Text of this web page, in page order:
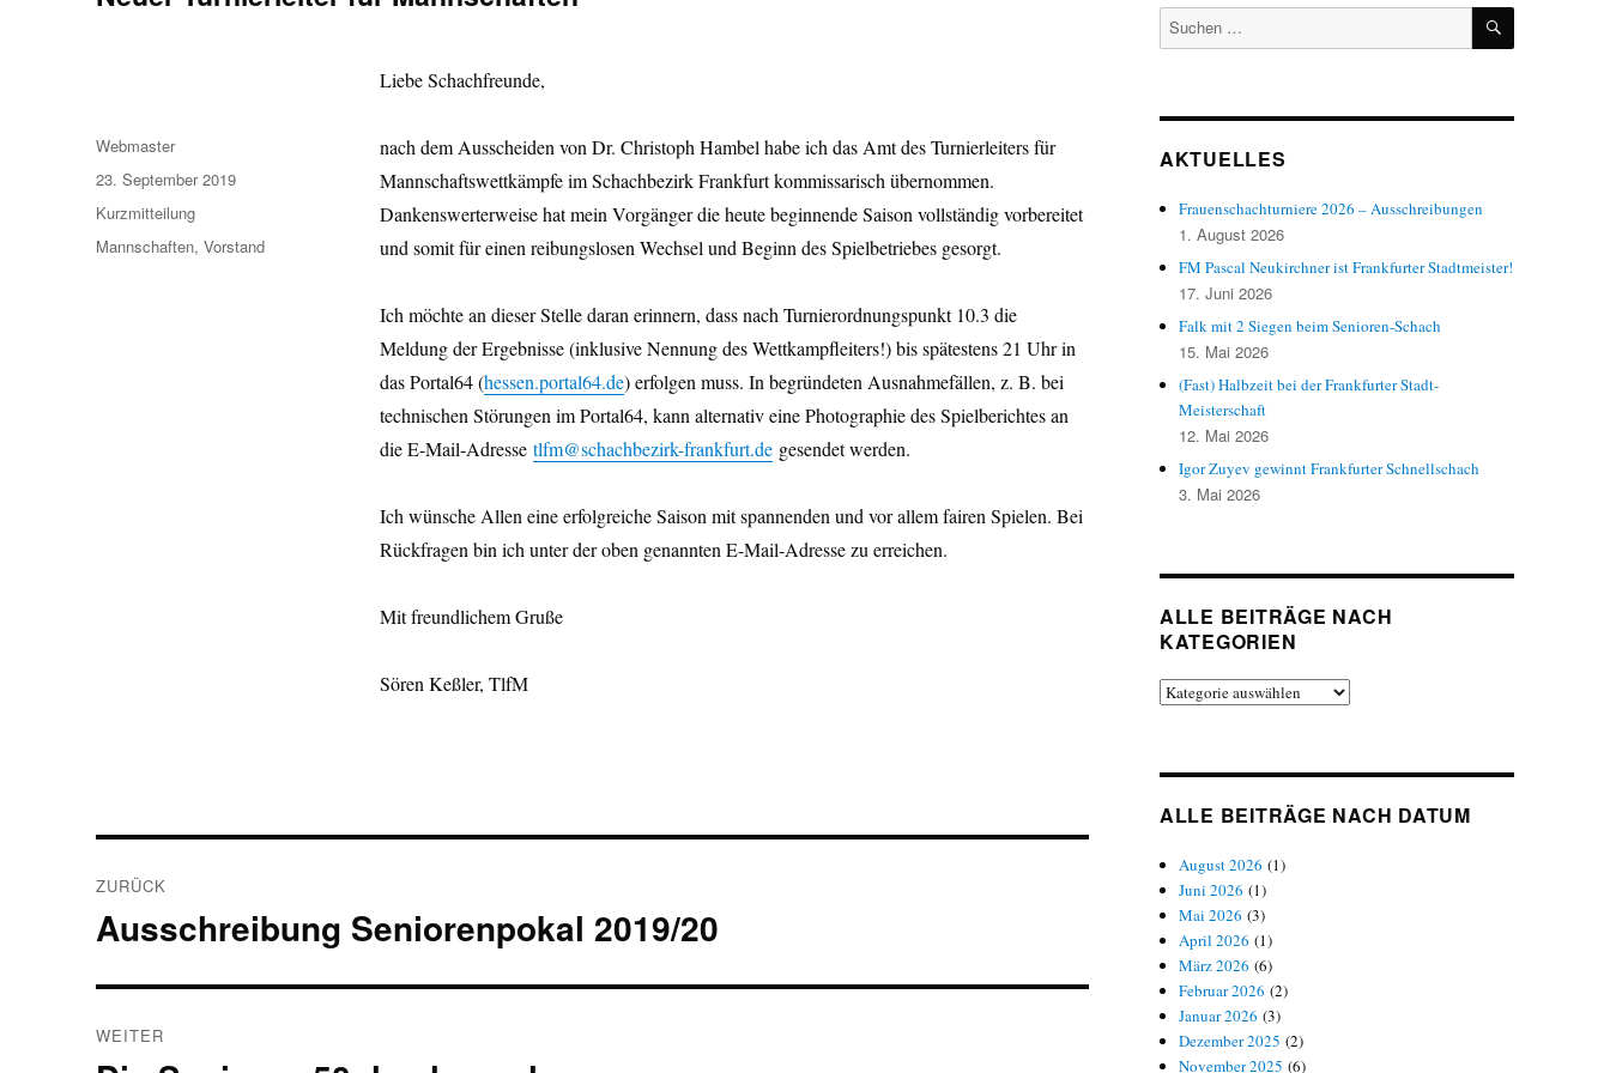
Liebe Schachfreunde,
nach dem Ausscheiden von Dr. Christoph Hambel habe ich das Amt des Turnierleiters für
Mannschaftswettkämpfe im Schachbezirk Frankfurt kommissarisch übernommen.
Dankenswerterweise hat mein Vorgänger die heute beginnende Saison vollständig vorbereitet
und somit für einen reibungslosen Wechsel und Beginn des Spielbetriebes gesorgt.
Ich möchte an dieser Stelle daran erinnern, dass nach Turnierordnungspunkt 10.3 die
Meldung der Ergebnisse (inklusive Nennung des Wettkampfleiters!) bis spätestens 21 Uhr in
das Portal64 (hessen.portal64.de) erfolgen muss. In begründeten Ausnahmefällen, z. B. bei
technischen Störungen im Portal64, kann alternativ eine Photographie des Spielberichtes an
die E-Mail-Adresse tlfm@schachbezirk-frankfurt.degesendet werden.
Ich wünsche Allen eine erfolgreiche Saison mit spannenden und vor allem fairen Spielen. Bei
Rückfragen bin ich unter der oben genannten E-Mail-Adresse zu erreichen.
Mit freundlichem Gruße
Sören Keßler, TlfM
Autor
Webmaster
Veröffentlicht
am
23. September 2019
Format
Kurzmitteilung
Kategorien
Mannschaften,Vorstand
ZURÜCK
Vorheriger
Ausschreibung Seniorenpokal 2019/20
WEITER
Suchen
nach:
SUCHEN
AKTUELLES
Frauenschachturniere 2026 – Ausschreibungen
1. August 2026
FM Pascal Neukirchner ist Frankfurter Stadtmeister!
17. Juni 2026
Falk mit 2 Siegen beim Senioren-Schach
15. Mai 2026
(Fast) Halbzeit bei der Frankfurter Stadt-
Meisterschaft
12. Mai 2026
Igor Zuyev gewinnt Frankfurter Schnellschach
3. Mai 2026
ALLE BEITRÄGE NACH
KATEGORIEN
Alle
ALLE BEITRÄGE NACH DATUM
August 2026 (1)
Juni 2026 (1)
Mai 2026 (3)
April 2026 (1)
März 2026 (6)
Februar 2026 (2)
Januar 2026 (3)
Dezember 2025 (2)
November 2025 (6)